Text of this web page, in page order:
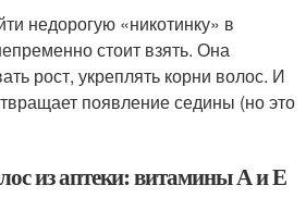
недорогую «никотинку» в
стоит взять. Она
рост, укреплять корни волос. И
появление седины (но это
из аптеки: витамины А и Е